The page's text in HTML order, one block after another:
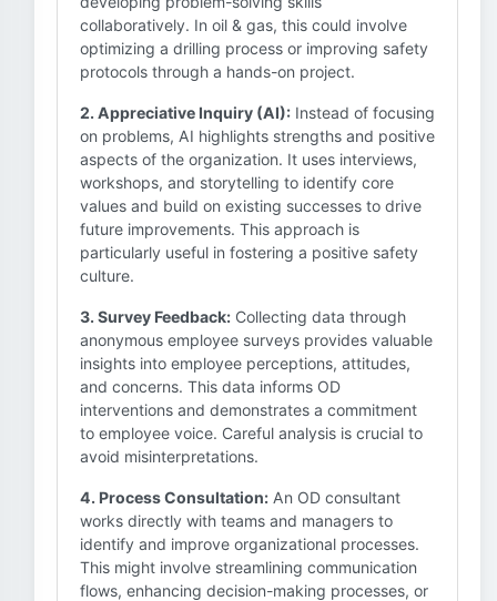
collaboratively. In oil & gas, this could involve
optimizing a drilling process or improving safety
protocols through a hands-on project.
2. Appreciative Inquiry (AI): Instead of focusing
on problems, AI highlights strengths and positive
aspects of the organization. It uses interviews,
workshops, and storytelling to identify core
values and build on existing successes to drive
future improvements. This approach is
particularly useful in fostering a positive safety
culture.
3. Survey Feedback: Collecting data through
anonymous employee surveys provides valuable
insights into employee perceptions, attitudes,
and concerns. This data informs OD
interventions and demonstrates a commitment
to employee voice. Careful analysis is crucial to
avoid misinterpretations.
4. Process Consultation: An OD consultant
works directly with teams and managers to
identify and improve organizational processes.
This might involve streamlining communication
flows, enhancing decision-making processes, or